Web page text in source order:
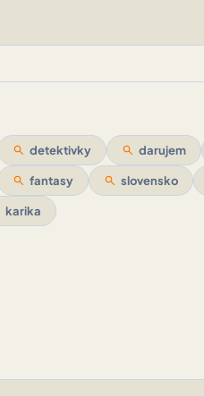
search detektivky search darujem
search fantasy search slovensko
karika